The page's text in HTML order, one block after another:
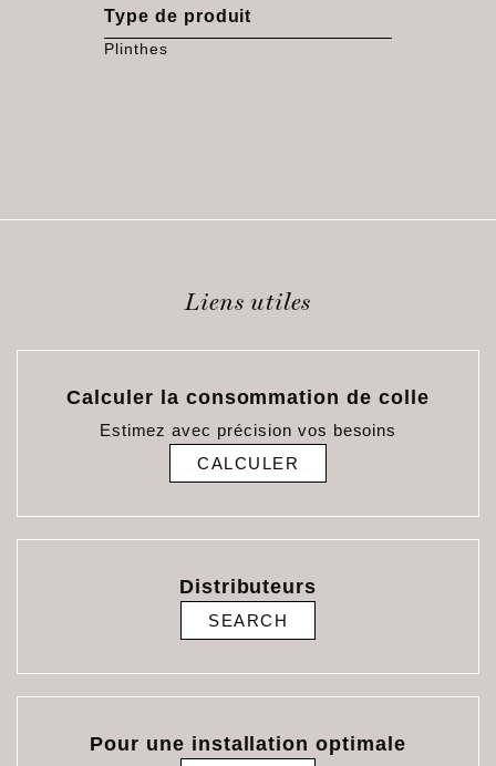
Type de produit
Plinthes
Liens utiles
Calculer la consommation de colle
Estimez avec précision vos besoins
CALCULER
Distributeurs
SEARCH
Pour une installation optimale